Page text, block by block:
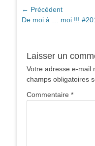
Navigation
de
← Précédent
Article
De moi à … moi !!!
Laisser un
Votre adresse e-mail
champs obligatoires
Commentaire *